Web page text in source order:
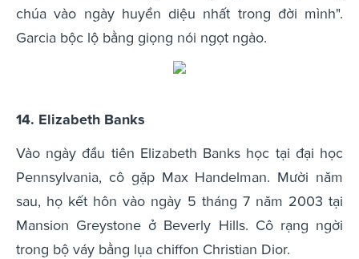
chúa vào ngày huyền diệu nhất trong đời mình".
Garcia bộc lộ bằng giọng nói ngọt ngào.
14. Elizabeth Banks
Vào ngày đầu tiên Elizabeth Banks học tại đại học
Pennsylvania, cô gặp Max Handelman. Mười năm
sau, họ kết hôn vào ngày 5 tháng 7 năm 2003 tại
Mansion Greystone ở Beverly Hills. Cô rạng ngời
trong bộ váy bằng lụa chiffon Christian Dior.